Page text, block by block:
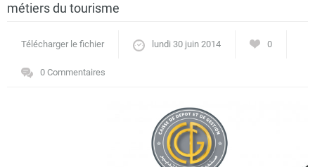
Actualités
métiers du tourisme
Télécharger le fichier lundi 30 juin 2014 0
0 Commentaires